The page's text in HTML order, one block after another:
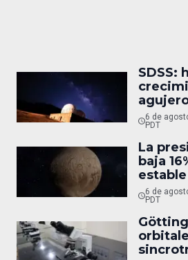
SDSS:
oculto
6 de
PDT
La
baja
estable
6 de
PDT